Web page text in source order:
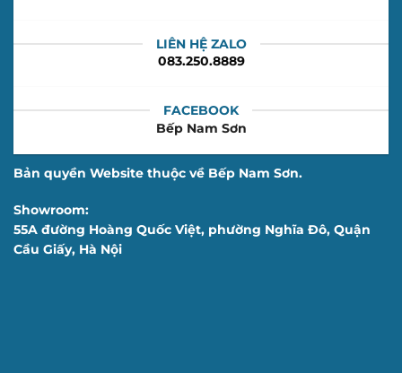
LIÊN HỆ ZALO
083.250.8889
FACEBOOK
Bếp Nam Sơn
Bản quyền Website thuộc về Bếp Nam Sơn.
Showroom:
55A đường Hoàng Quốc Việt, phường Nghĩa Đô, Quận
Cầu Giấy, Hà Nội